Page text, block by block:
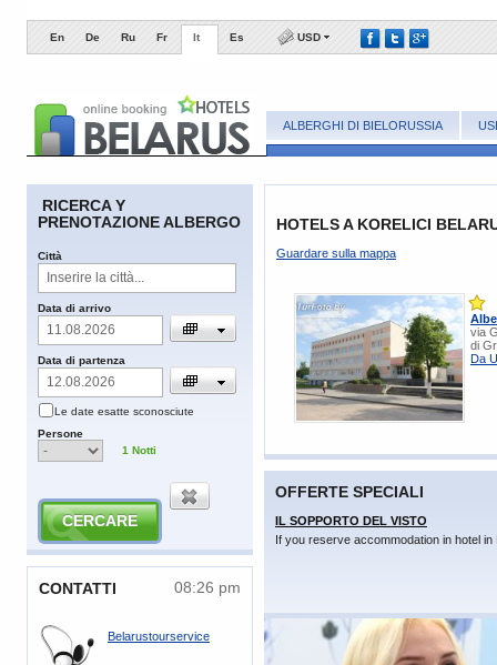
En De Ru Fr It Es USD
ALBERGHI DI BIELORUSSIA
RICERCA Y
PRENOTAZIONE ALBERGO
Сittà
​Data di arrivo
​Data di partenza
​Le date esatte sconosciute
​Persone
1 Notti
​CONTATTI 08:26 pm
Belarustourservice
HOTELS A KORELICI
Guardare sulla mappa
via
di
Da
OFFERTE SPECIALI
IL SOPPORTO DEL VISTO
If you reserve accommodation in hotel